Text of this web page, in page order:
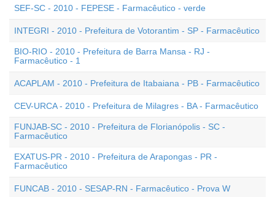
SEF-SC - 2010 - FEPESE - Farmacêutico - verde
INTEGRI - 2010 - Prefeitura de Votorantim - SP - Farmacêutico
BIO-RIO - 2010 - Prefeitura de Barra Mansa - RJ -
Farmacêutico - 1
ACAPLAM - 2010 - Prefeitura de Itabaiana - PB - Farmacêutico
CEV-URCA - 2010 - Prefeitura de Milagres - BA - Farmacêutico
FUNJAB-SC - 2010 - Prefeitura de Florianópolis - SC -
Farmacêutico
EXATUS-PR - 2010 - Prefeitura de Arapongas - PR -
Farmacêutico
FUNCAB - 2010 - SESAP-RN - Farmacêutico - Prova W